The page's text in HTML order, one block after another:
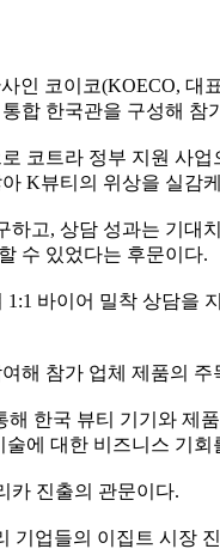
인 코이코(KOECO, 대
합 한국관을 구성해
코트라 정부 지원 사
K뷰티의 위상을 실감
고, 상담 성과는 기
수 있었다는 후문이다.
바이어 밀착 상담을
해 참가 업체 제품의 주
한국 뷰티 기기와 제
에 대한 비즈니스 기회
카 진출의 관문이다.
기업들의 이집트 시장